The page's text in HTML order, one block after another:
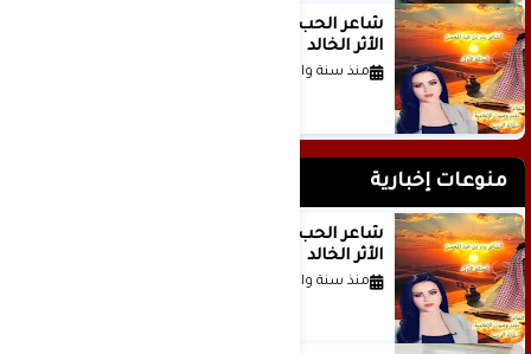
الأثر الخالد
منذ سنة واحدة
منوعات إخبارية
الأثر الخالد
منذ سنة واحدة